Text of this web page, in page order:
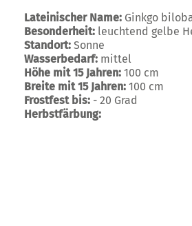
Lateinischer Name: Ginkgo
Besonderheit: leuchtend gelbe
Standort: Sonne
Wasserbedarf: mittel
Höhe mit 15 Jahren: 100 cm
Breite mit 15 Jahren: 100 cm
Frostfest bis: - 20 Grad
Herbstfärbung: